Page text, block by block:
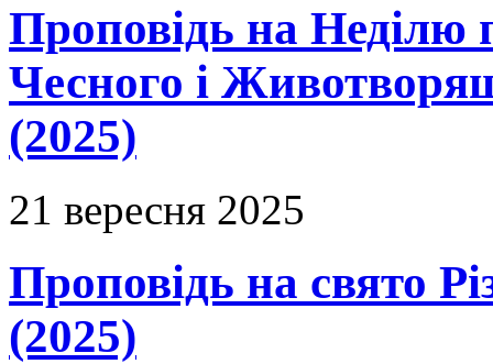
Проповідь на Неділю
Чесного і
(2025)
21 вересня 2025
Проповідь на свято
(2025)